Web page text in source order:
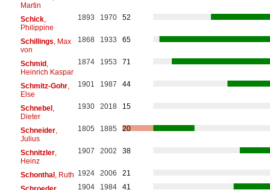
Martin
Schick,
Philippine
1893 1970 52
Schillings , Max
von
1868 1933 65
Schmid,
Heinrich Kaspar
1874 1953 71
Schmitz-Gohr,
Else
1901 1987 44
Schnebel,
Dieter
1930 2018 15
Schneider,
Julius
1805 1885 20
Schnitzler,
Heinz
1907 2002 38
Schonthal, Ruth 1924 2006
21
1904 1984 41